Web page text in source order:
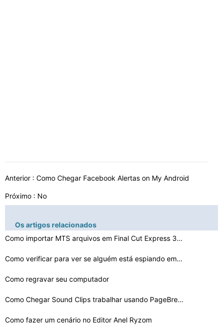
Anterior : Como Chegar Facebook Alertas on My Android
Próximo : No
Os artigos relacionados
Como importar MTS arquivos em Final Cut Express 3.5
Como verificar para ver se alguém está espiando em se…
Como regravar seu computador
Como Chegar Sound Clips trabalhar usando PageBreeze
Como fazer um cenário no Editor Anel Ryzom